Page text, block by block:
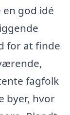
god idé
for at finde
fagfolk
byer, hvor